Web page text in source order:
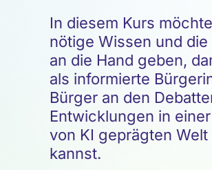
In diesem Kurs
nötige Wissen und
an die Hand geben,
als informierte
Bürger an den
Entwicklungen in
von KI geprägten
kannst.